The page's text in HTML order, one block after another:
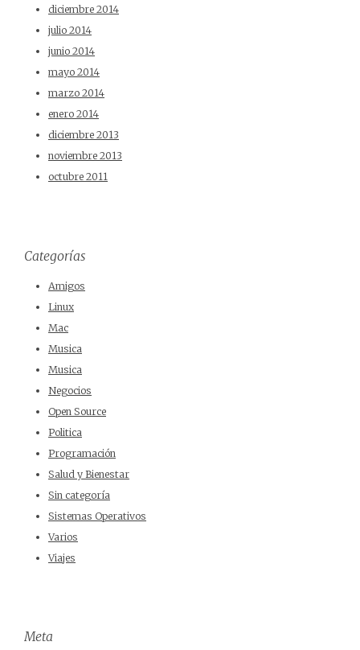
diciembre 2014
julio 2014
junio 2014
mayo 2014
marzo 2014
enero 2014
diciembre 2013
noviembre 2013
octubre 2011
Categorías
Amigos
Linux
Mac
Musica
Musica
Negocios
Open Source
Politica
Programación
Salud y Bienestar
Sin categoría
Sistemas Operativos
Varios
Viajes
Meta